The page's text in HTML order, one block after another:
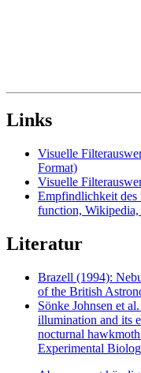
Links
Visuelle
Format)
Visuelle
Empfindlichkeit des
function, Wikipedia,
Literatur
Brazell (1994):
of the British
Sönke Johnsen et
illumination and its
nocturnal
Experimental